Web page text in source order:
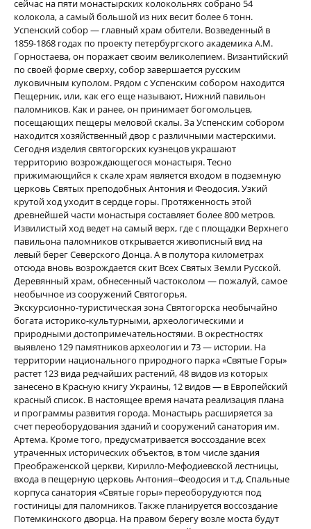
сейчас на пяти монастырских колокольнях собрано 54
колокола, а самый большой из них весит более 6 тонн.
Успенский собор — главный храм обители. Возведенный в
1859-1868 годах по проекту петербургского академика А.М.
Горностаева, он поражает своим великолепием. Византийский
по своей форме сверху, собор завершается русским
луковичным куполом. Рядом с Успенским собором находится
Пещерник, или, как его еще называют, Нижний павильон
паломников. Как и ранее, он принимает богомольцев,
посещающих пещеры меловой скалы. За Успенским собором
находится хозяйственный двор с различными мастерскими.
Сегодня изделия святогорских кузнецов украшают
территорию возрождающегося монастыря. Тесно
прижимающийся к скале храм является входом в подземную
церковь Святых преподобных Антония и Феодосия. Узкий
крутой ход уходит в сердце горы. Протяженность этой
древнейшей части монастыря составляет более 800 метров.
Извилистый ход ведет на самый верх, где с площадки Верхнего
павильона паломников открывается живописный вид на
левый берег Северского Донца. А в полутора километрах
отсюда вновь возрождается скит Всех Святых Земли Русской.
Деревянный храм, обнесенный частоколом — пожалуй, самое
необычное из сооружений Святогорья.
Экскурсионно-туристическая зона Святогорска необычайно
богата историко-культурными, археологическими и
природными достопримечательностями. В окрестностях
выявлено 129 памятников археологии и 73 — истории. На
территории национального природного парка «Святые Горы»
растет 123 вида редчайших растений, 48 видов из которых
занесено в Красную книгу Украины, 12 видов — в Европейский
красный список. В настоящее время начата реализация плана
и программы развития города. Монастырь расширяется за
счет переоборудования зданий и сооружений санатория им.
Артема. Кроме того, предусматривается воссоздание всех
утраченных исторических объектов, в том числе здания
Преображенской церкви, Кирилло-Мефодиевской лестницы,
входа в пещерную церковь Антония--Феодосия и т.д. Спальные
корпуса санатория «Святые горы» переоборудуются под
гостиницы для паломников. Также планируется воссоздание
Потемкинского дворца. На правом берегу возле моста будут